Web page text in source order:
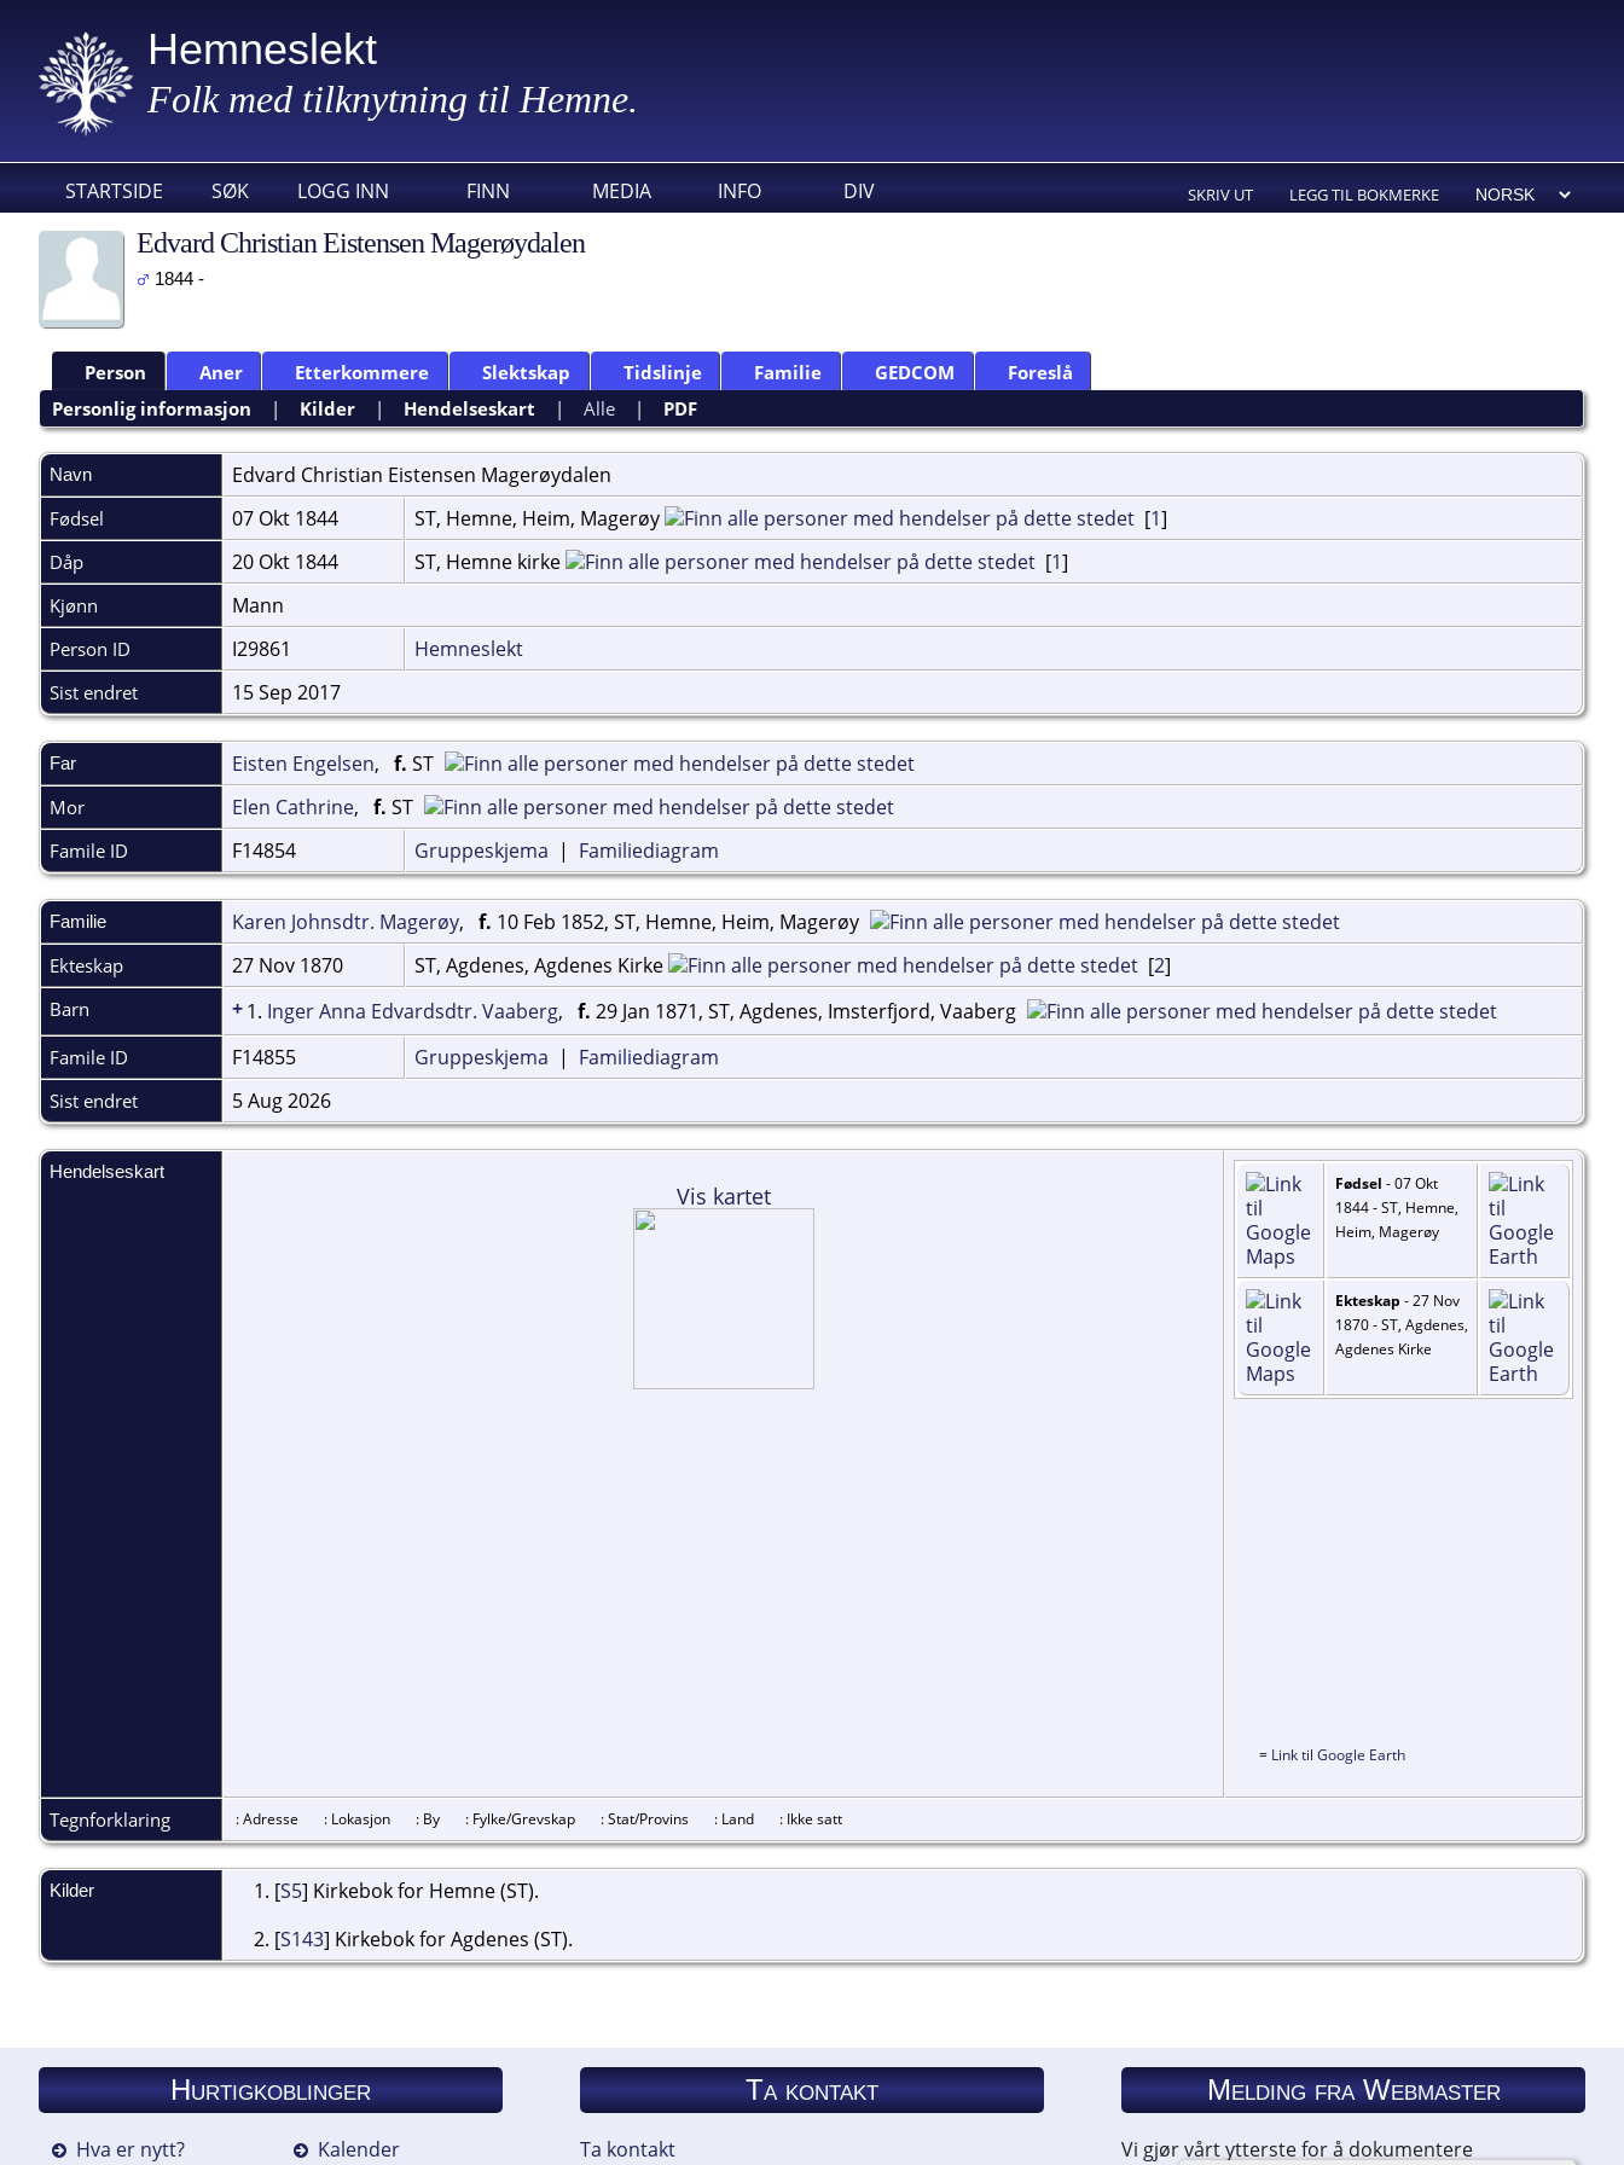
Hemneslekt
Folk med tilknytning til Hemne.
STARTSIDE SØK LOGG INN FINN MEDIA INFO DIV SKRIV UT LEGG TIL BOKMERKE
Edvard Christian Eistensen Magerøydalen
1844 -
Person Aner Etterkommere Slektskap Tidslinje Familie GEDCOM
Foreslå
Personlig informasjon | Kilder | Hendelseskart |Alle | PDF
Navn Edvard Christian Eistensen Magerøydalen
Fødsel 07 Okt 1844 ST, Hemne, Heim, Magerøy [1]
Dåp 20 Okt 1844 ST, Hemne kirke [1]
Kjønn Mann
Person ID I29861 Hemneslekt
Sist endret 15 Sep 2017
Far Eisten Engelsen, f. ST
Mor Elen Cathrine, f. ST
Famile ID F14854 Gruppeskjema | Familiediagram
Familie Karen Johnsdtr. Magerøy, f. 10 Feb 1852, ST, Hemne, Heim, Magerøy
Ekteskap 27 Nov 1870 ST, Agdenes, Agdenes Kirke [2]
Barn +1. Inger Anna Edvardsdtr. Vaaberg, f. 29 Jan 1871, ST, Agdenes, Imsterfjord, Vaaberg
Famile ID F14855 Gruppeskjema | Familiediagram
Sist endret 5 Aug 2026
Hendelseskart
Vis kartet Fødsel - 07 Okt
1844 - ST, Hemne,
Heim, Magerøy
Ekteskap - 27 Nov
1870 - ST, Agdenes,
Agdenes Kirke
= Link til Google Earth
Tegnforklaring : Adresse : Lokasjon : By : Fylke/Grevskap : Stat/Provins : Land : Ikke satt
Kilder [S5] Kirkebok for Hemne (ST).
[S143] Kirkebok for Agdenes (ST).
Hurtigkoblinger
Hva er nytt?
Kalender
Ta kontakt
Ta kontakt
Melding fra Webmaster
Vi gjør vårt ytterste for å dokumentere